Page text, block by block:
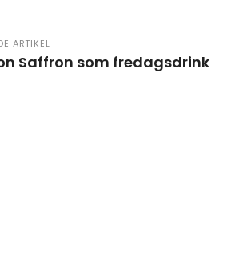
ARTIKEL
Saffron som fredagsdrink